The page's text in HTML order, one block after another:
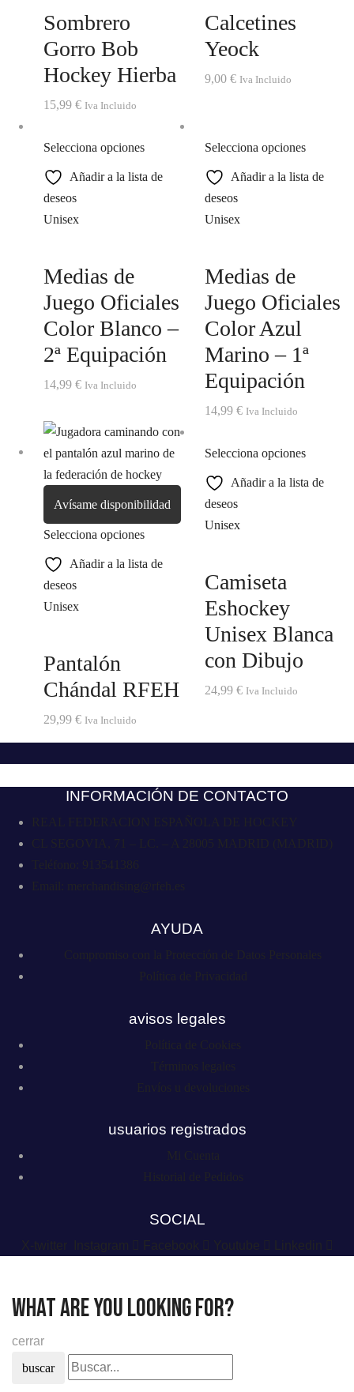
Sombrero
Gorro Bob
Hockey Hierba
15,99 € Iva Incluido
Calcetines
Yeock
9,00 € Iva Incluido
Selecciona opciones
Añadir a la lista de
deseos
Unisex
Medias de
Juego Oficiales
Color Blanco –
2ª Equipación
14,99 € Iva Incluido
Selecciona opciones
Añadir a la lista de
deseos
Unisex
Medias de
Juego Oficiales
Color Azul
Marino – 1ª
Equipación
14,99 € Iva Incluido
Avísame disponibilidad
Selecciona opciones
Añadir a la lista de
deseos
Unisex
Pantalón
Chándal RFEH
29,99 € Iva Incluido
Selecciona opciones
Añadir a la lista de
deseos
Unisex
Camiseta
Eshockey
Unisex Blanca
con Dibujo
24,99 € Iva Incluido
INFORMACIÓN DE CONTACTO
AYUDA
avisos legales
usuarios registrados
SOCIAL
what are you looking for?
cerrar
buscar